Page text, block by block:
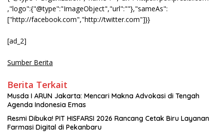
,"logo":{"@type":"ImageObject","url":""},"sameAs":
["http://facebook.com","http://twitter.com"]}}
[ad_2]
Sumber Berita
Berita Terkait
Musda I ARUN Jakarta: Mencari Makna Advokasi di Tengah
Agenda Indonesia Emas
Resmi Dibuka! PIT HISFARSI 2026 Rancang Cetak Biru Layanan
Farmasi Digital di Pekanbaru